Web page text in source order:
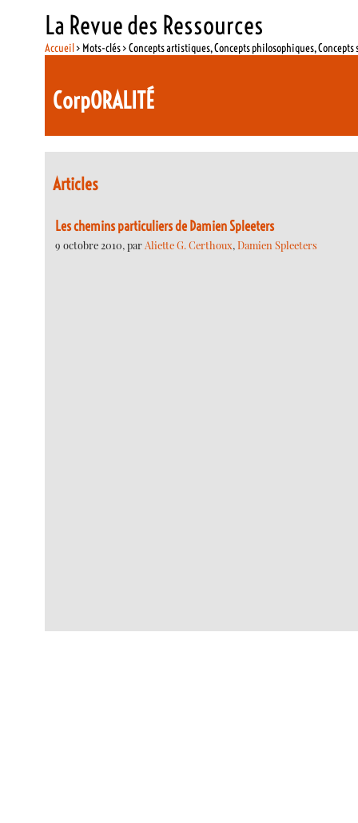
La Revue des Ressources
Accueil> Mots-clés > Concepts artistiques, Concepts philosophiques,
CorpORALITÉ
Articles
Les chemins particuliers de Damien Spleeters
9 octobre 2010, parAliette G. Certhoux,Damien Spleeters